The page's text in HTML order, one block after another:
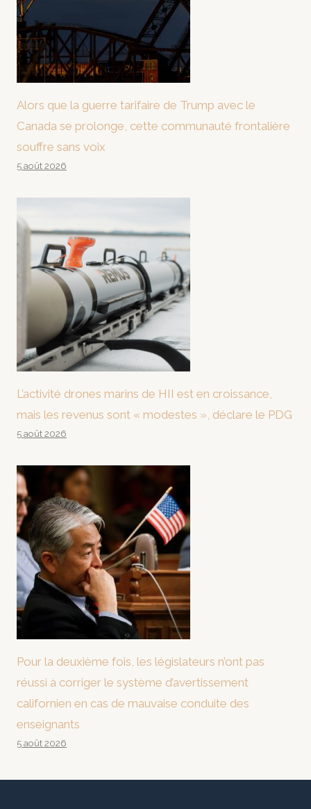
Alors que la guerre tarifaire de Trump avec le
Canada se prolonge, cette communauté frontalière
souffre sans voix
5 août 2026
L’activité drones marins de HII est en croissance,
mais les revenus sont « modestes », déclare le PDG
5 août 2026
Pour la deuxième fois, les législateurs n’ont pas
réussi à corriger le système d’avertissement
californien en cas de mauvaise conduite des
enseignants
5 août 2026